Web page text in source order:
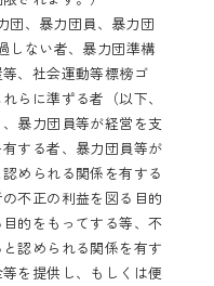
団、暴力団員、暴力団
しない者、暴力団準構
、社会運動等標榜ゴ
らに準ずる者（以下、
暴力団員等が経営を支
する者、暴力団員等が
められる関係を有する
不正の利益を図る目的
的をもってする等、不
認められる関係を有す
を提供し、もしくは便